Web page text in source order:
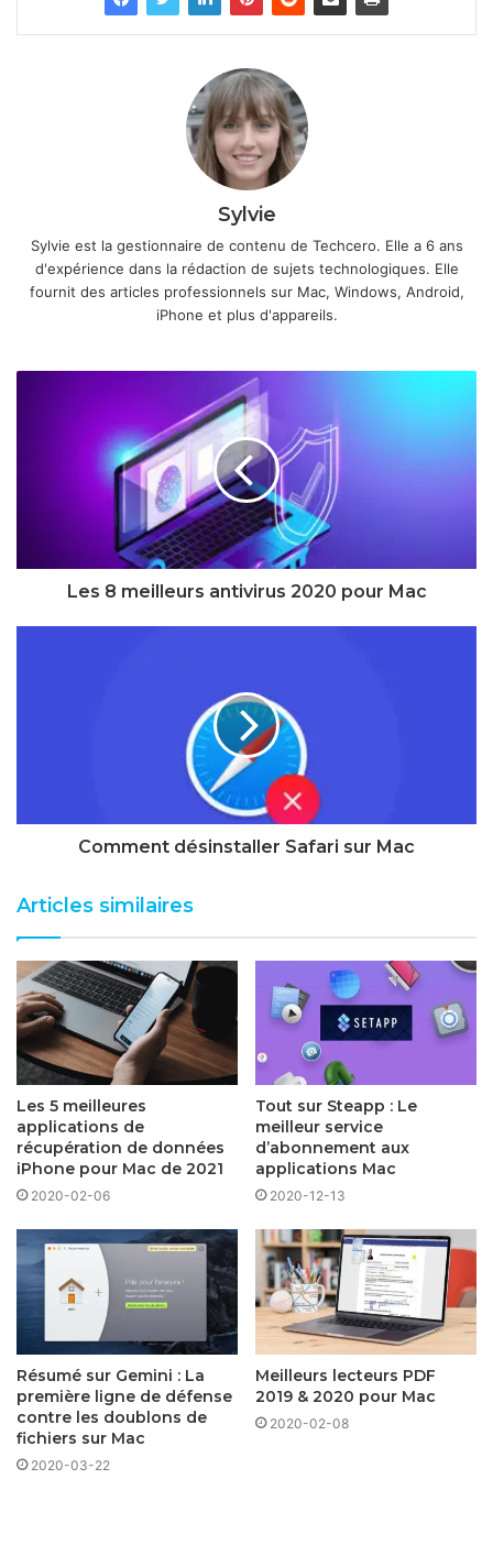
Sylvie
Sylvie est la gestionnaire de contenu de Techcero. Elle a 6 ans
d'expérience dans la rédaction de sujets technologiques. Elle
fournit des articles professionnels sur Mac, Windows, Android,
iPhone et plus d'appareils.
Les 8 meilleurs antivirus 2020 pour Mac
Comment désinstaller Safari sur Mac
Articles similaires
Les 5 meilleures
applications de
récupération de données
iPhone pour Mac de 2021
2020-02-06
Tout sur Steapp : Le
meilleur service
d’abonnement aux
applications Mac
2020-12-13
Résumé sur Gemini : La
première ligne de défense
contre les doublons de
fichiers sur Mac
2020-03-22
Meilleurs lecteurs PDF
2019 & 2020 pour Mac
2020-02-08